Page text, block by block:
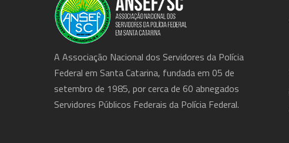
A Associação Nacional dos Servidores da Polícia
Federal em Santa Catarina, fundada em 05 de
setembro de 1985, por cerca de 60 abnegados
Servidores Públicos Federais da Polícia Federal.